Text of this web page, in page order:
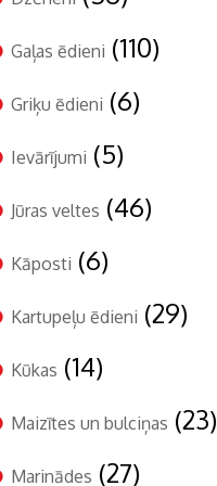
Gaļas ēdieni (110)
Griķu ēdieni (6)
Ievārījumi (5)
Jūras veltes (46)
Kāposti (6)
Kartupeļu ēdieni (29)
Kūkas (14)
Maizītes un bulciņas (23)
Marinādes (27)